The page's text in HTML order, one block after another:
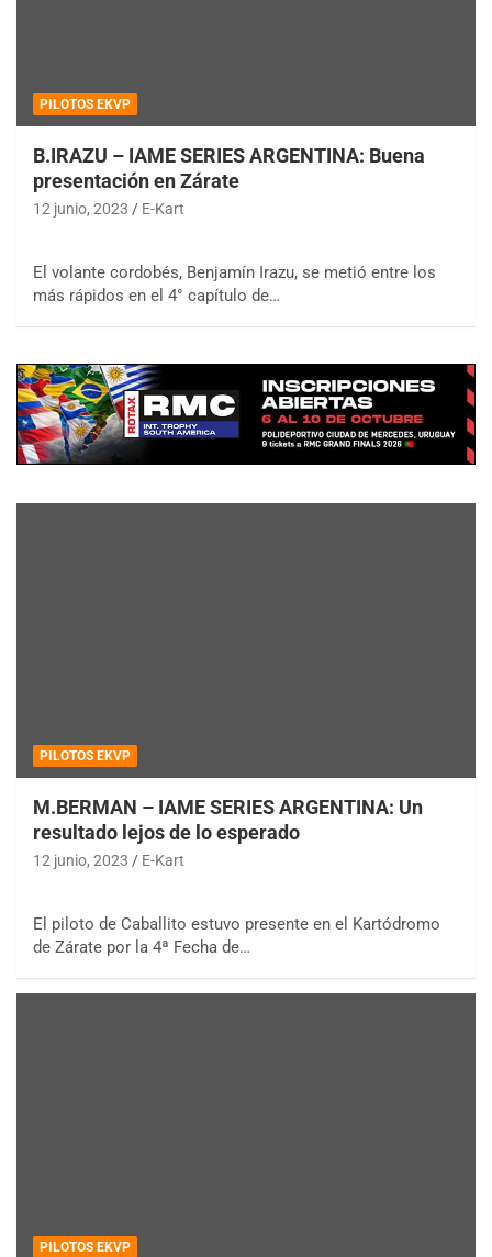
PILOTOS EKVP
B.IRAZU – IAME SERIES ARGENTINA: Buena
presentación en Zárate
12 junio, 2023 E-Kart
El volante cordobés, Benjamín Irazu, se metió entre los
más rápidos en el 4° capítulo de…
PILOTOS EKVP
M.BERMAN – IAME SERIES ARGENTINA: Un
resultado lejos de lo esperado
12 junio, 2023 E-Kart
El piloto de Caballito estuvo presente en el Kartódromo
de Zárate por la 4ª Fecha de…
PILOTOS EKVP